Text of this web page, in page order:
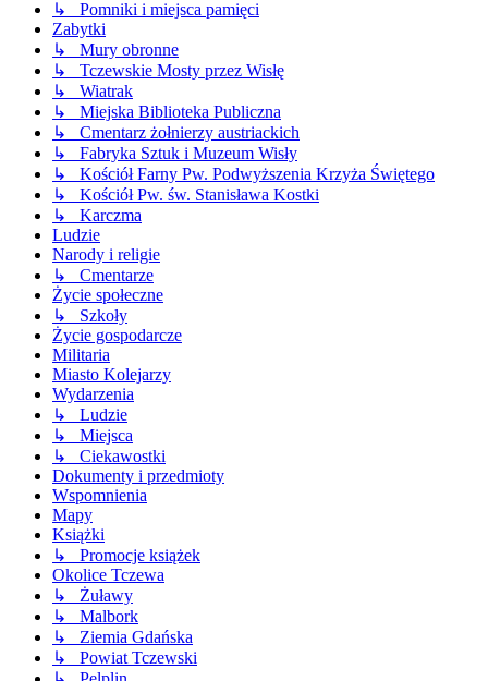
↳ Pomniki i miejsca pamięci
Zabytki
↳ Mury obronne
↳ Tczewskie Mosty przez Wisłę
↳ Wiatrak
↳ Miejska Biblioteka Publiczna
↳ Cmentarz żołnierzy austriackich
↳ Fabryka Sztuk i Muzeum Wisły
↳ Kościół Farny Pw. Podwyższenia Krzyża Świętego
↳ Kościół Pw. św. Stanisława Kostki
↳ Karczma
Ludzie
Narody i religie
↳ Cmentarze
Życie społeczne
↳ Szkoły
Życie gospodarcze
Militaria
Miasto Kolejarzy
Wydarzenia
↳ Ludzie
↳ Miejsca
↳ Ciekawostki
Dokumenty i przedmioty
Wspomnienia
Mapy
Książki
↳ Promocje książek
Okolice Tczewa
↳ Żuławy
↳ Malbork
↳ Ziemia Gdańska
↳ Powiat Tczewski